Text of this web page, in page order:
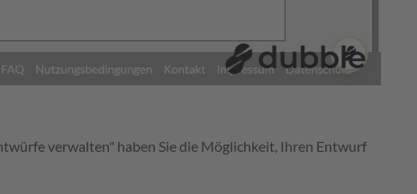
verwalten" haben Sie die Möglichkeit, Ihren Entwurf